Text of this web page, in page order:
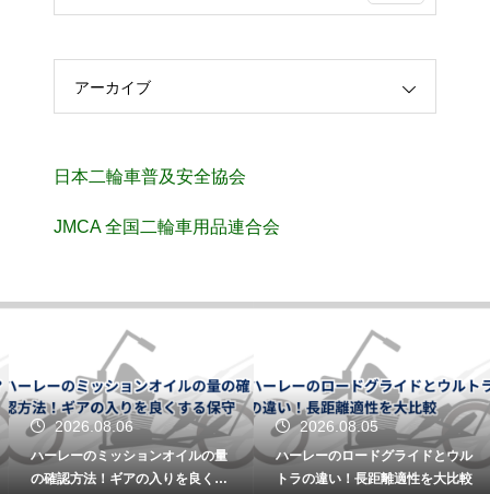
アーカイブ
日本二輪車普及安全協会
JMCA 全国二輪車用品連合会
2026.08.06
ハーレーのミッションオイルの量
の確認方法！ギアの入りを良くす
2026.08.05
ハーレーのロードグライドとウル
トラの違い！長距離適性を大比較